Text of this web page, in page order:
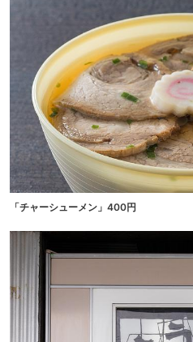
「チャーシューメン」400円